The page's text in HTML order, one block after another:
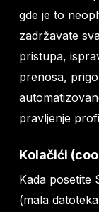
gde je to
zadržavate
pristupa,
prenosa,
pravljenje
Kolačići
Kada posetite
(mala